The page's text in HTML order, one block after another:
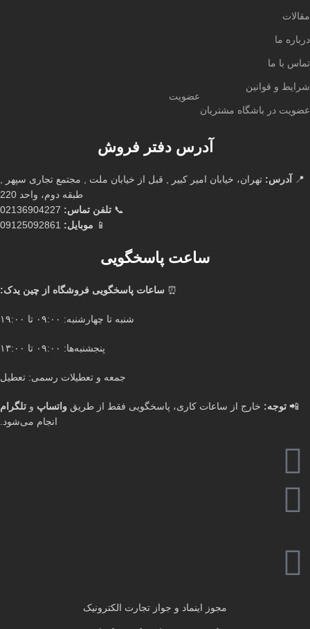
مقالات
درباره ما
تماس با ما
شرایط و قوانین
عضویت در باشگاه مشتریان
عضویت
آدرس دفتر فروش
📍 آدرس: تهران، خیابان امیر کبیر , قبل از خیابان ملت , مجتمع تجاری سپهر ,
طبقه دوم، واحد 220
📞 تلفن تماس:
📱 موبایل:
ساعت پاسخگویی
⏰ ساعات پاسخگویی فروشگاه از چین یدک:
شنبه تا چهارشنبه: ۰۹:۰۰ تا ۱۹:۰۰
پنجشنبه‌ها: ۰۹:۰۰ تا ۱۳:۰۰
جمعه و تعطیلات رسمی: تعطیل
📲 توجه: خارج از ساعات کاری، پاسخگویی فقط از طریق واتساپ و تلگرام
انجام می‌شود.
مجوز اینماد و جواز تجارت الکترونیک